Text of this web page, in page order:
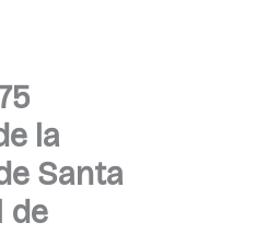
la
Santa
de